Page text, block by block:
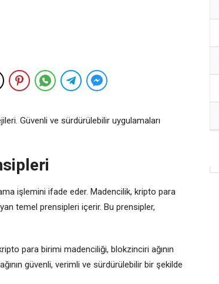
Güvenli ve sürdürülebilir uygulamaları
işlemini ifade eder. Madencilik, kripto para
temel prensipleri içerir. Bu prensipler,
para birimi madenciliği, blokzinciri ağının
güvenli, verimli ve sürdürülebilir bir şekilde